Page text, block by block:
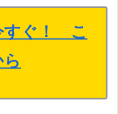
すぐ！ こ